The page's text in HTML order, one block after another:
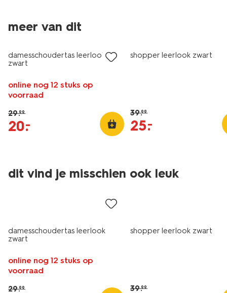
meer van dit
sale
damesschoudertas leerlook
zwart
online nog 12 stuks op
voorraad
29.99
20.
–
shopper leerlook zwart
39.99
25.
–
dit vind je misschien ook leuk
sale
damesschoudertas leerlook
zwart
online nog 12 stuks op
voorraad
29.99
sale
shopper leerlook zwart
39.99